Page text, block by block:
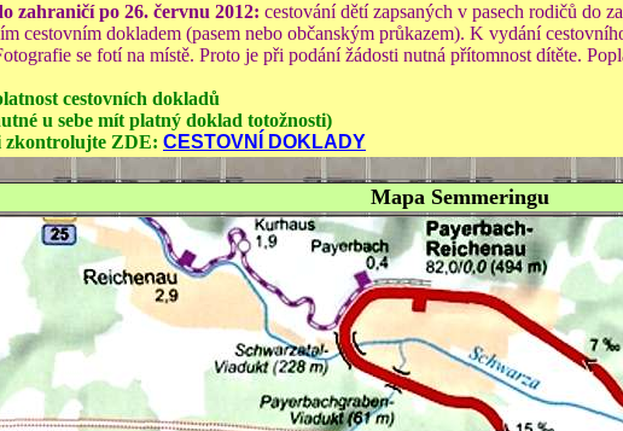
zahraničí po 26. červnu 2012: cestování dětí zapsaných v pasech rodičů do
cestovním dokladem (pasem nebo občanským průkazem). K vydání
se fotí na místě. Proto je při podání žádosti nutná přítomnost dítěte.
cestovních dokladů
u sebe mít platný doklad totožnosti)
zkontrolujte ZDE: CESTOVNÍ DOKLADY
Mapa Semmeringu